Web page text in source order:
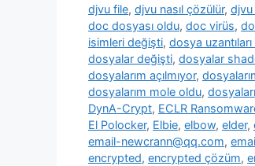
djvu file, djvu nasıl çözülür, djvu
doc dosyası oldu, doc virüs,
isimleri değişti, dosya
dosyalar değişti, dosyalar
dosyalarım açılmıyor,
dosyalarım mole oldu,
DynA-Crypt, ECLR
El Polocker, Elbie, elbow, elder,
email-newcrann@qq.com,
encrypted, encrypted çözüm,